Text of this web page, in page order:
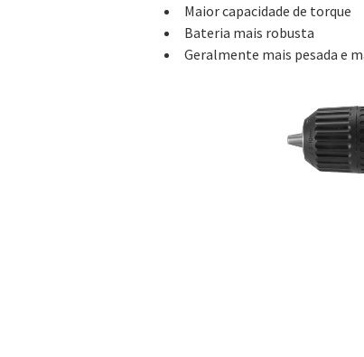
Maior capacidade de torque
Bateria mais robusta
Geralmente mais pesada e